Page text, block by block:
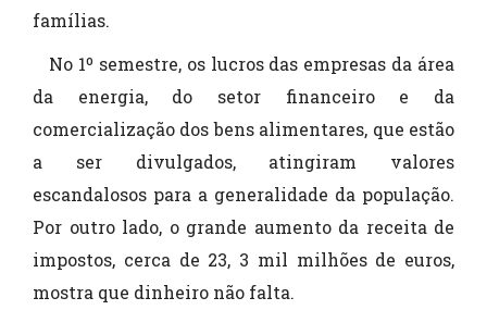
famílias.
No 1º semestre, os lucros das empresas da área
da energia, do setor financeiro e da
comercialização dos bens alimentares, que estão
a ser divulgados, atingiram valores
escandalosos para a generalidade da população.
Por outro lado, o grande aumento da receita de
impostos, cerca de 23, 3 mil milhões de euros,
mostra que dinheiro não falta.